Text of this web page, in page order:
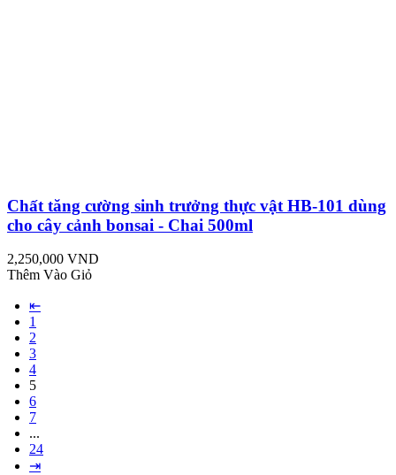
Chất tăng cường sinh trưởng thực vật HB-101 dùng
cho cây cảnh bonsai - Chai 500ml
2,250,000 VND
Thêm Vào Giỏ
⇤
1
2
3
4
5
6
7
...
24
⇥